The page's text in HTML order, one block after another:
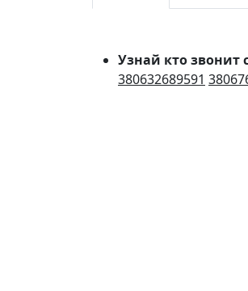
Узнай кто звонит
380632689591